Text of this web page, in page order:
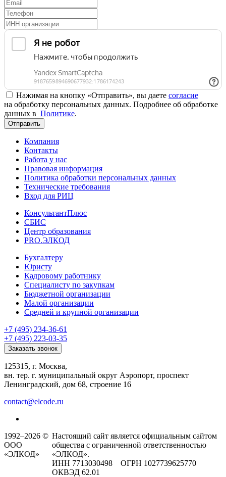
Нажимая на кнопку «Отправить», вы даете согласие
на обработку персональных данных. Подробнее об обработке
данных в Политике.
Отправить
Компания
Контакты
Работа у нас
Правовая информация
Политика обработки персональных данных
Технические требования
Вход для РИЦ
КонсультантПлюс
СБИС
Центр образования
PRO.ЭЛКОД
Бухгалтеру
Юристу
Кадровому работнику
Специалисту по закупкам
Бюджетной организации
Малой организации
Средней и крупной организации
+7 (495) 234-36-61
+7 (495) 223-03-35
Заказать звонок
125315, г. Москва,
вн. тер. г. муниципальный округ Аэропорт, проспект
Ленинградский, дом 68, строение 16
contact@elcode.ru
1992–2026 ©
ООО
«ЭЛКОД»
Настоящий сайт является официальным сайтом
общества с ограниченной ответственностью
«ЭЛКОД».
ИНН 7713030498 ОГРН 1027739625770
ОКВЭД 62.01